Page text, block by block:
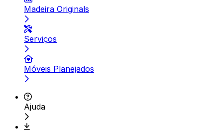
Madeira Originals
Serviços
Móveis Planejados
Ajuda